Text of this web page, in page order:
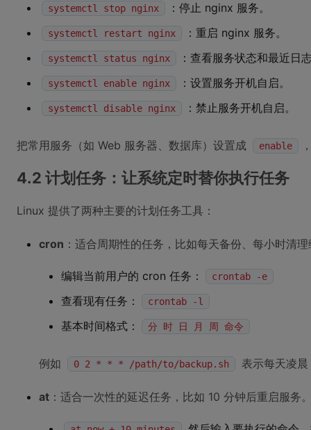
systemctl stop nginx ：停止 nginx 服务。
systemctl restart nginx ：重启 nginx 服务。
systemctl status nginx ：查看服务状态和最近日
systemctl enable nginx ：设置服务开机自启。
systemctl disable nginx ：禁止服务开机自启。
把常用服务（如 Web 服务器、数据库）设置成 enable
4.2 计划任务：让系统定时替你执行任务
Linux 提供了两种主要的计划任务工具：
cron ：适合周期性的任务，比如每天备份、每小时清
编辑当前用户的 cron 任务： crontab -e
查看现有任务： crontab -l
基本时间格式： 分 时 日 月 周 命令
例如 0 2 * * * /path/to/backup.sh 表示每天凌
at ：适合一次性的延迟任务，比如 10 分钟后重启服务